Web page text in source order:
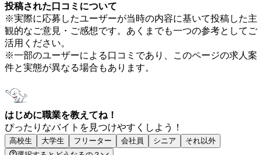
投稿された口コミについて
※実際に応募したユーザーが当時の内容に基いて投稿した主
観的なご意見・ご感想です。あくまでも一つの参考としてご
活用ください。
※一部のユーザーによる口コミであり、このページの求人案
件と実態が異なる場合もあります。
はじめに職業を教えてね！
ぴったりなバイトを見つけやすくしよう！
高校生 大学生 フリーター 会社員 シニア
それ以外